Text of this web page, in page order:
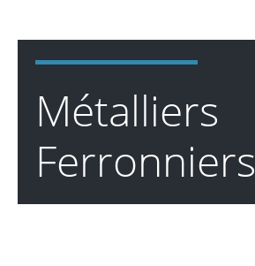
Métalliers
Ferronniers